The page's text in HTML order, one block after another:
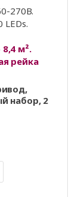
270В.
LEDs.
м².
рейка
набор, 2